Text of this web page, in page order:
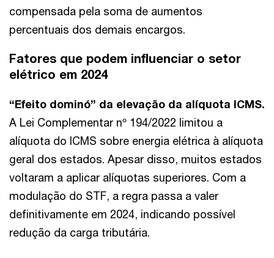
compensada pela soma de aumentos
percentuais dos demais encargos.
Fatores que podem influenciar o setor
elétrico em 2024
“Efeito dominó” da elevação da alíquota ICMS.
A Lei Complementar nº 194/2022 limitou a
alíquota do ICMS sobre energia elétrica à alíquota
geral dos estados. Apesar disso, muitos estados
voltaram a aplicar alíquotas superiores. Com a
modulação do STF, a regra passa a valer
definitivamente em 2024, indicando possível
redução da carga tributária.